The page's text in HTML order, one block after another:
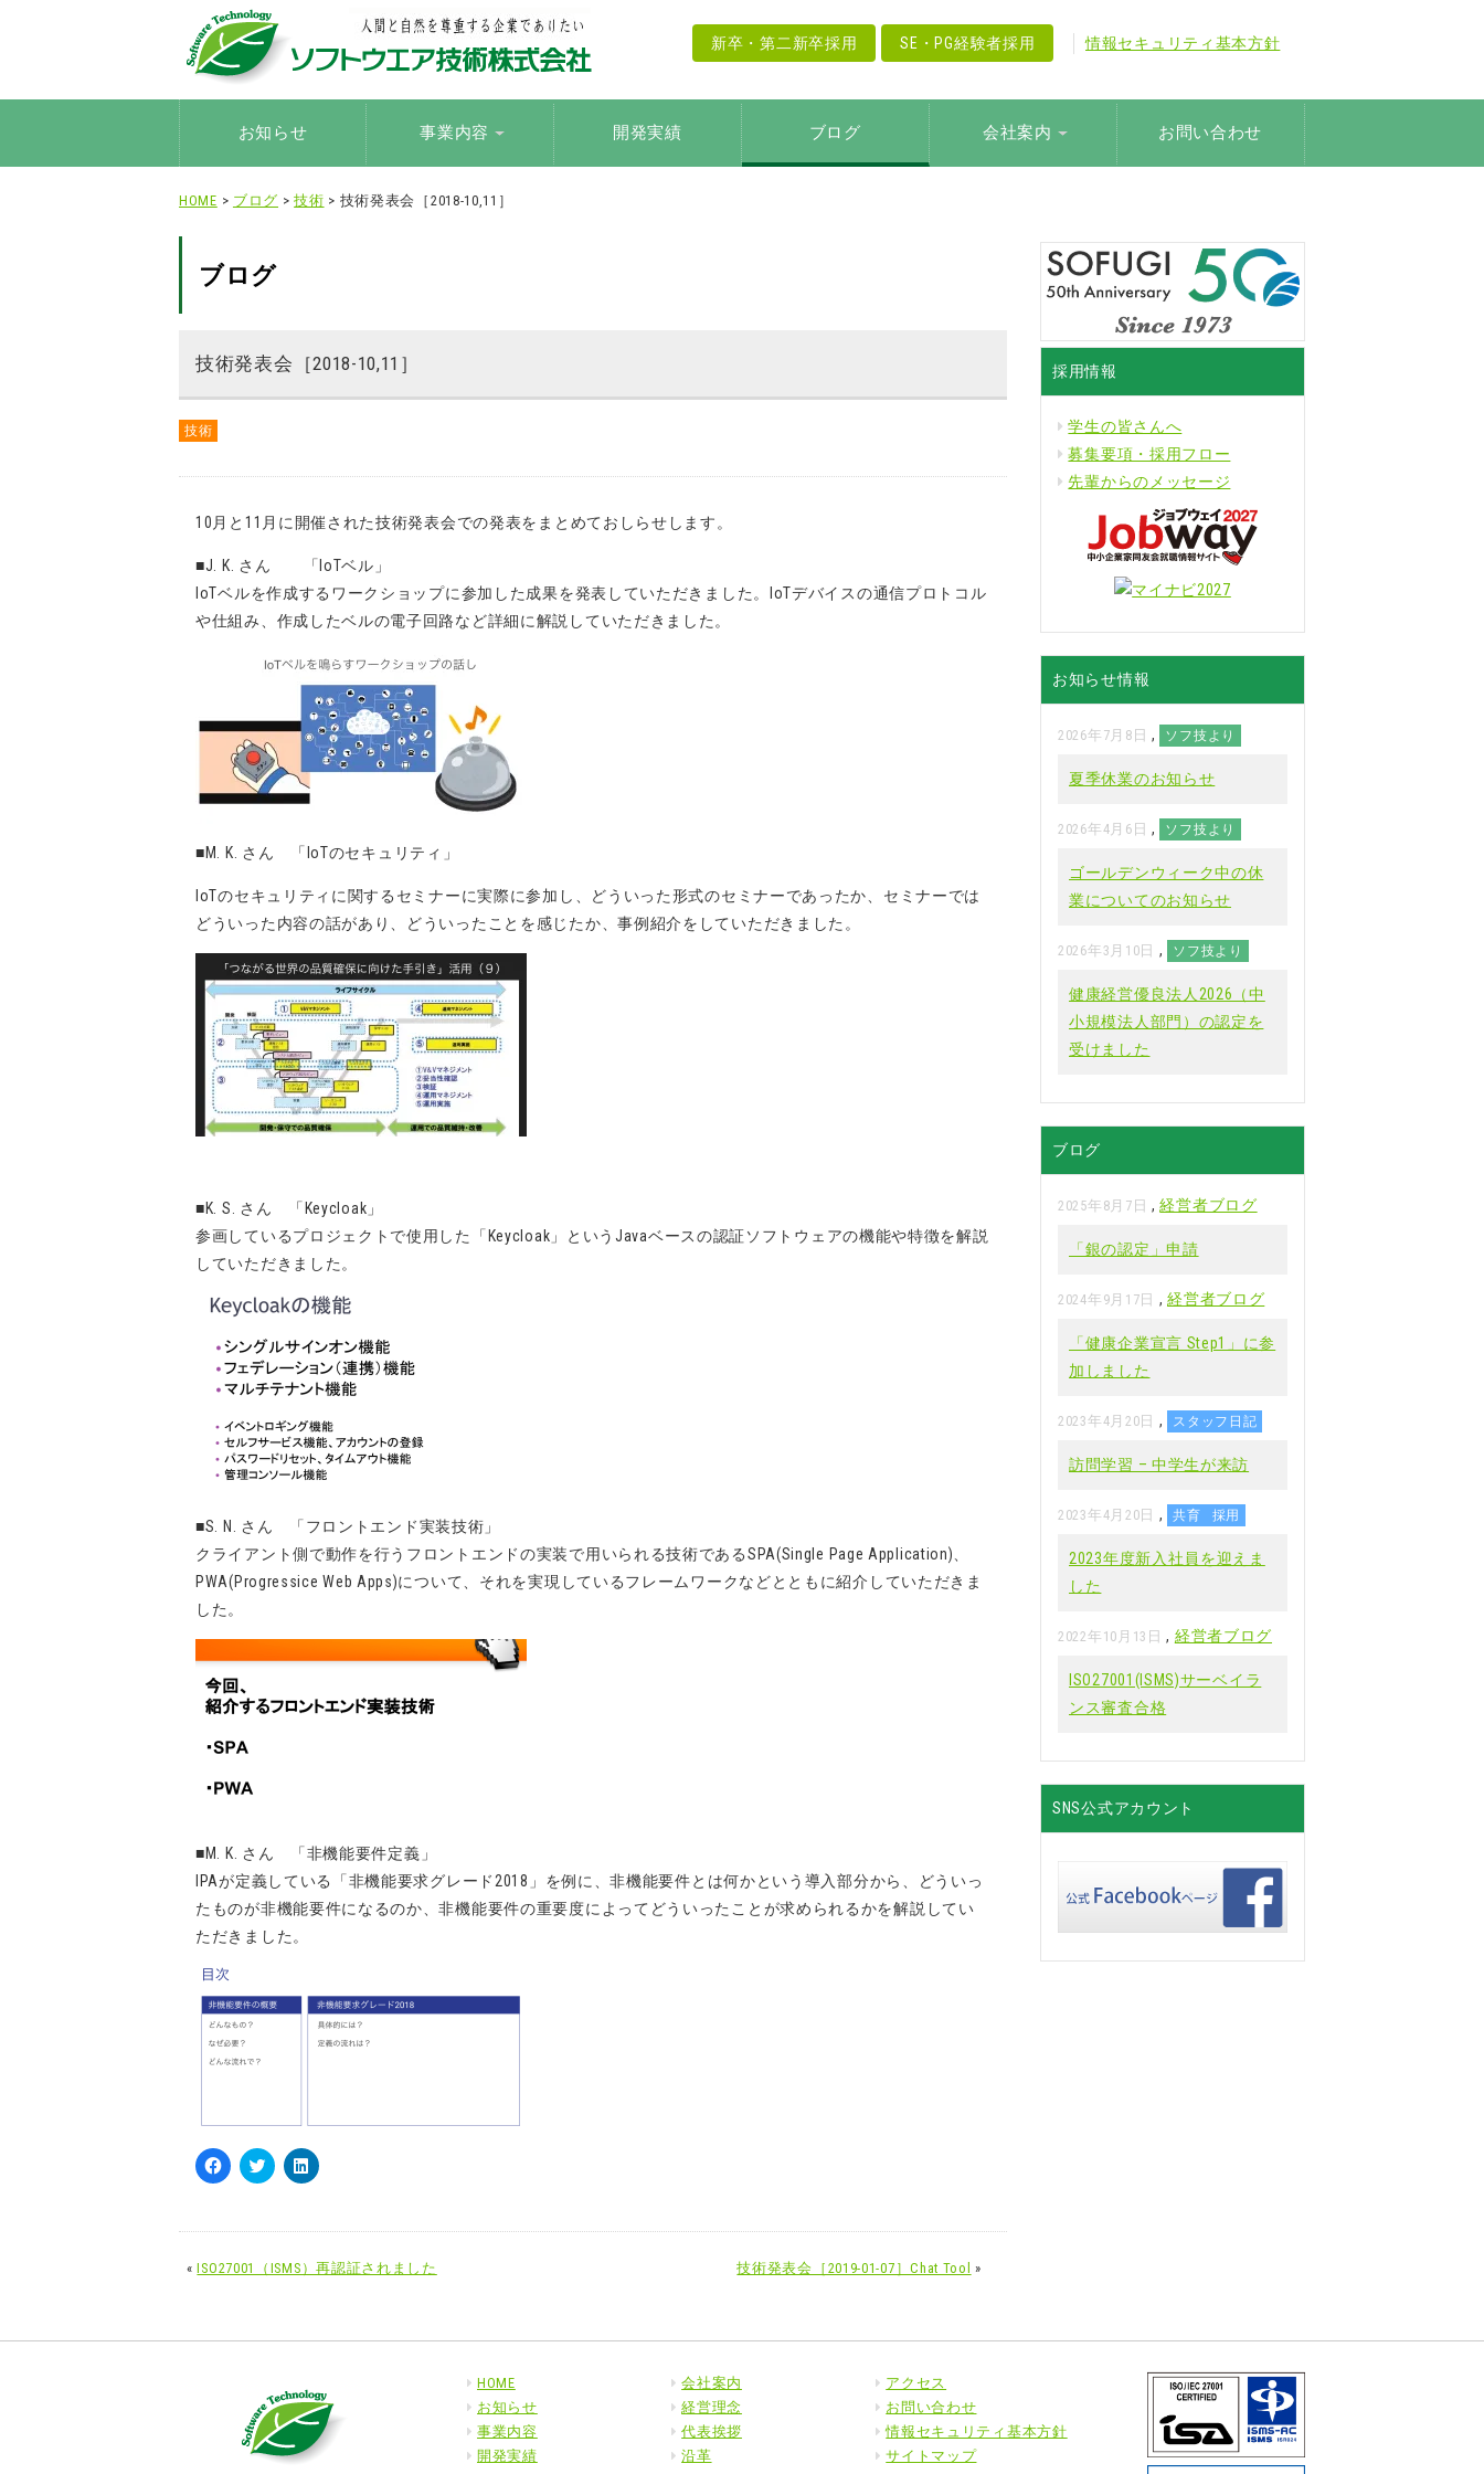
新卒・第二新卒採用 SE・PG経験者採用 情報セキュリティ基本方針
お知らせ 事業内容 開発実績 ブログ 会社案内 お問い合わせ
HOME > ブログ >技術 > 技術発表会［2018-10,11］
ブログ
技術発表会［2018-10,11］
技術
10月と11月に開催された技術発表会での発表をまとめておしらせします。
■J. K. さん 「IoTベル」
IoTベルを作成するワークショップに参加した成果を発表していただきました。IoTデバイスの通信プロトコル
や仕組み、作成したベルの電子回路など詳細に解説していただきました。
■M. K. さん 「IoTのセキュリティ」
IoTのセキュリティに関するセミナーに実際に参加し、どういった形式のセミナーであったか、セミナーでは
どういった内容の話があり、どういったことを感じたか、事例紹介をしていただきました。
■K. S. さん 「Keycloak」
参画しているプロジェクトで使用した「Keycloak」というJavaベースの認証ソフトウェアの機能や特徴を解説
していただきました。
■S. N. さん 「フロントエンド実装技術」
クライアント側で動作を行うフロントエンドの実装で用いられる技術であるSPA(Single Page Application)、
PWA(Progressice Web Apps)について、それを実現しているフレームワークなどとともに紹介していただきま
した。
■M. K. さん 「非機能要件定義」
IPAが定義している「非機能要求グレード2018」を例に、非機能要件とは何かという導入部分から、どういっ
たものが非機能要件になるのか、非機能要件の重要度によってどういったことが求められるかを解説してい
ただきました。
Facebook
に
ク
ク
Twitter
し
ド
ウ
で
開
ク
LinkedIn
で
し
ン
ド
ウ
で
開
«ISO27001（ISMS）再認証されました 技術発表会［2019-01-07］Chat Tool »
採用情報
学生の皆さんへ
募集要項・採用フロー
先輩からのメッセージ
お知らせ情報
2026年7月8日 , ソフ技より
夏季休業のお知らせ
2026年4月6日 , ソフ技より
ゴールデンウィーク中の休
業についてのお知らせ
2026年3月10日 , ソフ技より
健康経営優良法人2026（中
小規模法人部門）の認定を
受けました
ブログ
2025年8月7日 ,経営者ブログ
「銀の認定」申請
2024年9月17日 ,経営者ブログ
「健康企業宣言 Step1」に参
加しました
2023年4月20日 , スタッフ日記
訪問学習 – 中学生が来訪
2023年4月20日 , 共育 採用
2023年度新入社員を迎えま
した
2022年10月13日 , 経営者ブログ
ISO27001(ISMS)サーベイラ
ンス審査合格
SNS公式アカウント
HOME
お知らせ
事業内容
開発実績
会社案内
経営理念
代表挨拶
沿革
アクセス
お問い合わせ
情報セキュリティ基本方針
サイトマップ